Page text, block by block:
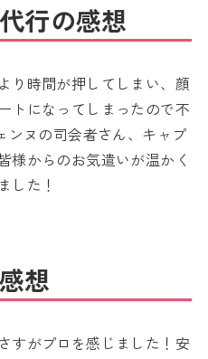
行の感想
り時間が押してしまい、顔
トになってしまったので不
ンヌの司会者さん、キャプ
様からのお気遣いが温かく
した！
想
すがプロを感じました！安